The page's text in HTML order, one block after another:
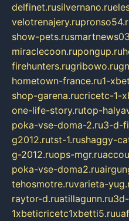
delfinet.rusilvernano.ru
velotrenajery.ru
show-pets.ru
miraclecoon.rupongup.ru
firehunters.rugribowo.ru
hometown-france.ru1-
shop-garena.rucricetc-1-
one-life-story.rutop-
poka-vse-doma-2.ru3-d-
g2012.rutst-1.rushaggy-
g-2012.ruops-mgr.ru
poka-vse-doma2.ru
tehosmotre.ruvarieta-
raytor-d.ruatillagunn.ru
1xbeticricetc1xbetti5.ru